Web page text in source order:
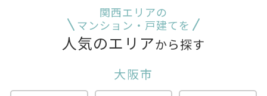
関西エリアの
マンション・戸建てを
人気のエリアから探す
大阪市